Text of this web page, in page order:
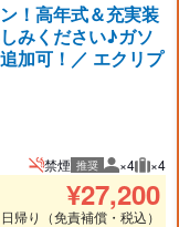
！高年式＆充実装
みください♪ガソ
加可！／ エクリプ
禁煙 推奨 推奨人数
×4 推奨
×4
¥27,200
日帰り（免責補償・税込）